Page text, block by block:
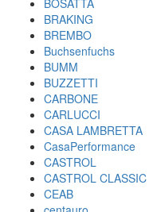
BOSATTA
BRAKING
BREMBO
Buchsenfuchs
BUMM
BUZZETTI
CARBONE
CARLUCCI
CASA LAMBRETTA
CasaPerformance
CASTROL
CASTROL CLASSIC
CEAB